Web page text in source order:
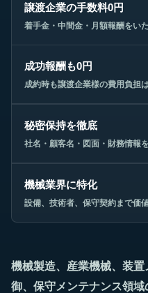
譲渡企業の手数料0円
着手金・中間金・月額報酬をい
成功報酬も0円
成約時も譲渡企業様の費用負担
秘密保持を徹底
社名・顧客名・図面・財務情報
機械業界に特化
設備、技術者、保守契約まで価
機械製造、産業機械、装
御、保守メンテナンス領